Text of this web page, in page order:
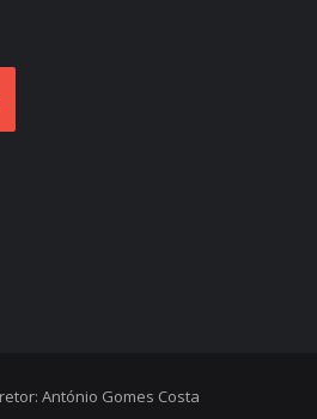
António Gomes Costa